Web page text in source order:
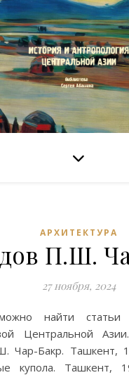
АРХИТЕКТУРА
П.Ш.
27 ноября, 2024
Центральной
Чар-Бакр. Ташкент,
купола. Ташкент,